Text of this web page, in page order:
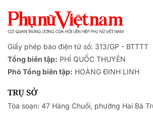
Giấy phép báo điện tử số: 313/GP - BTTTT
Tổng biên tập: PHÍ QUỐC THUYÊN
Phó Tổng biên tập: HOÀNG ĐINH LINH
TRỤ SỞ
Tòa soạn: 47 Hàng Chuối, phường Hai Bà